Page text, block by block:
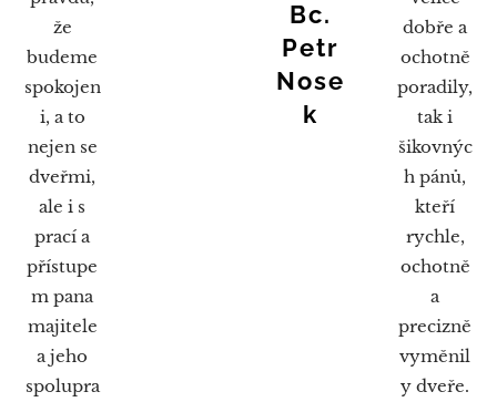
že
budeme
spokojen
i, a to
nejen se
dveřmi,
ale i s
prací a
přístupe
m pana
majitele
a jeho
spolupra
Bc.
Petr
Nose
k
dobře a
ochotně
poradily,
tak i
šikovnýc
h pánů,
kteří
rychle,
ochotně
a
precizně
vyměnil
y dveře.